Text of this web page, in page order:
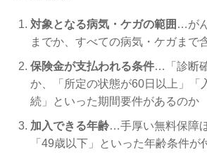
対象となる病気・ケガの範囲 …が
までか、すべての病気・ケガまで
保険金が支払われる条件…「診断
か、「所定の状態が60日以上」「
続」といった期間要件があるのか
加入できる年齢…手厚い無料保障
「49歳以下」といった年齢条件が